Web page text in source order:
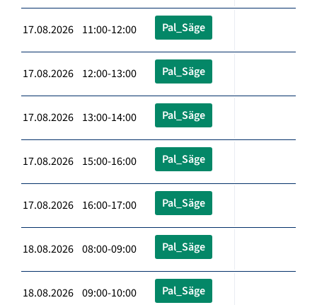
17.08.2026 11:00-12:00 Pal_Säge
17.08.2026 12:00-13:00 Pal_Säge
17.08.2026 13:00-14:00 Pal_Säge
17.08.2026 15:00-16:00 Pal_Säge
17.08.2026 16:00-17:00 Pal_Säge
18.08.2026 08:00-09:00 Pal_Säge
18.08.2026 09:00-10:00 Pal_Säge